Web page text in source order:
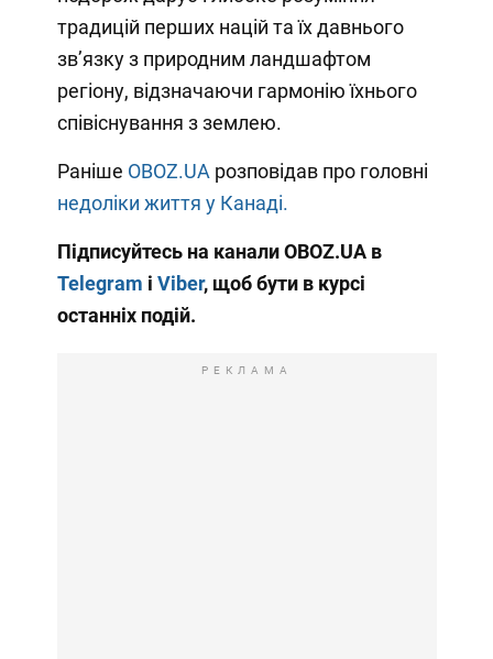
традицій перших націй та їх давнього
зв’язку з природним ландшафтом
регіону, відзначаючи гармонію їхнього
співіснування з землею.
Раніше OBOZ.UA розповідав про головні
недоліки життя у Канаді.
Підписуйтесь на канали OBOZ.UA в
Telegram і Viber, щоб бути в курсі
останніх подій.
РЕКЛАМА